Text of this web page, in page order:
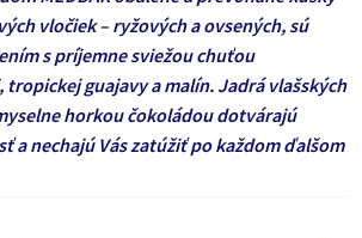
vločiek – ryžových a ovsených, sú
s príjemne sviežou chuťou
guajavy a malín. Jadrá vlašských
horkou čokoládou dotvárajú
a nechajú Vás zatúžiť po každom ďalšom